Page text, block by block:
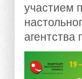
участием
агентства